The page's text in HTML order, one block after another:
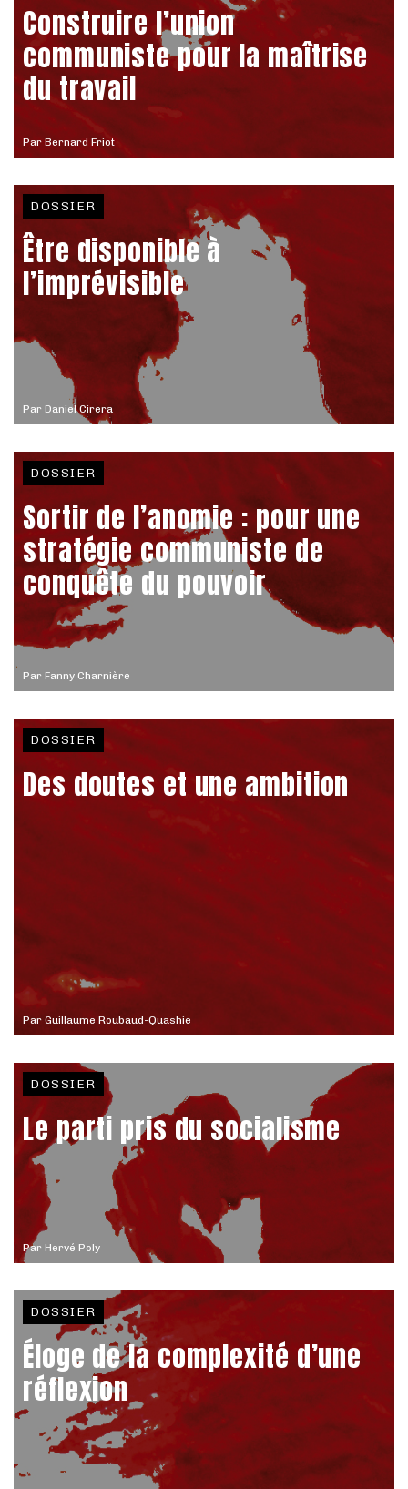
Par Bernard Friot
Construire l’union
communiste pour la maîtrise
du travail
Par Daniel Cirera
DOSSIER
Être disponible à
l’imprévisible
Par Fanny Charnière
DOSSIER
Sortir de l’anomie : pour une
stratégie communiste de
conquête du pouvoir
Par Guillaume Roubaud-Quashie
DOSSIER
Des doutes et une ambition
Par Hervé Poly
DOSSIER
Le parti pris du socialisme
DOSSIER
Éloge de la complexité d’une
réflexion